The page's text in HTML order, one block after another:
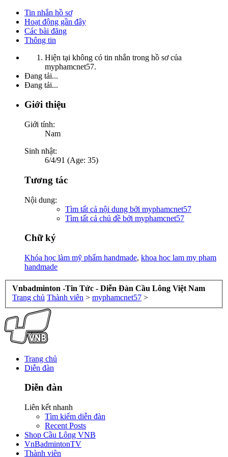
Tin nhắn hồ sơ
Hoạt động gần đây
Các bài đăng
Thông tin
Hiện tại không có tin nhắn trong hồ sơ của
myphamcnet57.
Đang tải...
Đang tải...
Giới thiệu
Giới tính:
Nam
Sinh nhật:
6/4/91 (Age: 35)
Tương tác
Nội dung:
Tìm tất cả nội dung bởi myphamcnet57
Tìm tất cả chủ đề bởi myphamcnet57
Chữ ký
Khóa học làm mỹ phẩm handmade, khoa hoc lam my pham
handmade
Vnbadminton -Tin Tức - Diễn Đàn Cầu Lông Việt Nam
Trang chủ Thành viên > myphamcnet57 >
Trang chủ
Diễn đàn
Diễn đàn
Liên kết nhanh
Tìm kiếm diễn đàn
Recent Posts
Shop Cầu Lông VNB
VnBadmintonTV
Thành viên